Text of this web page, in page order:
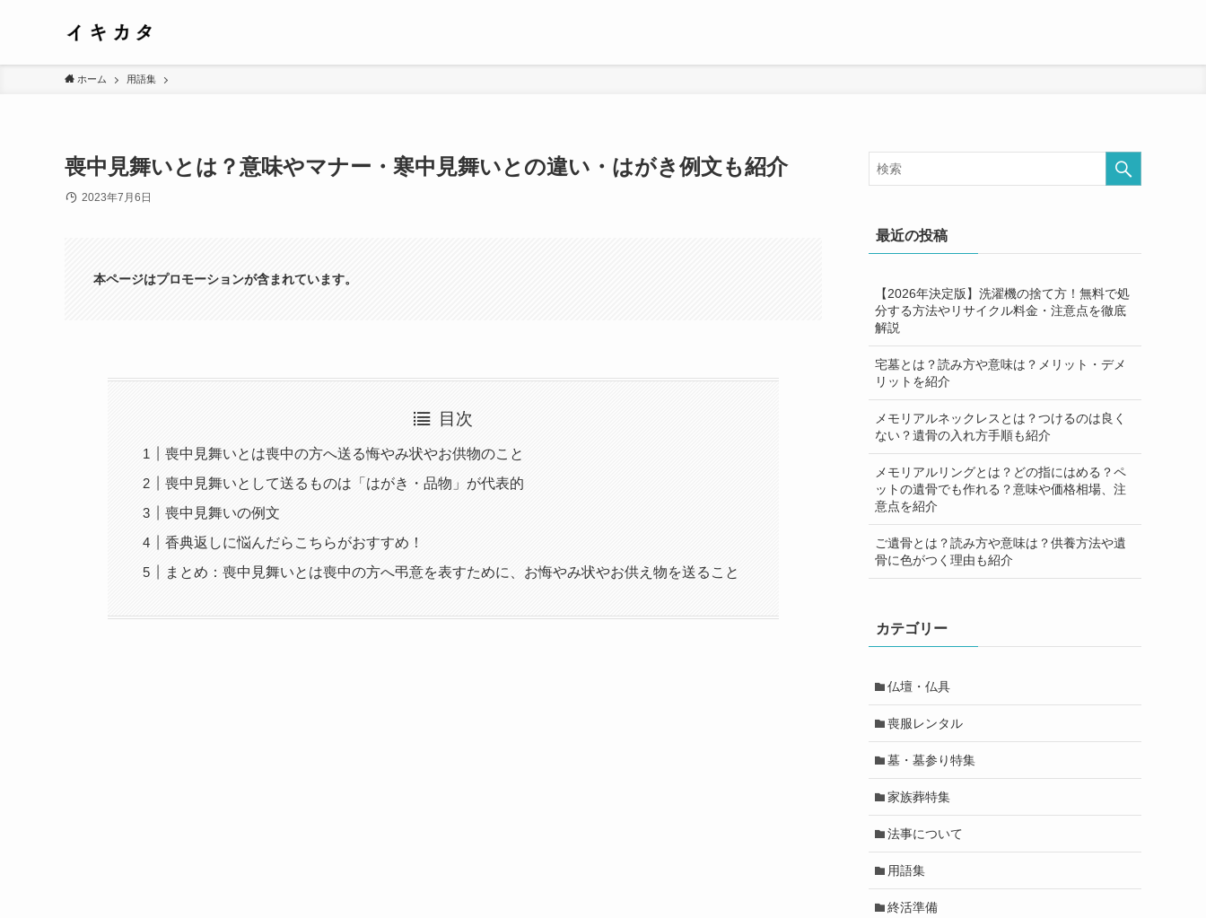
ホーム 用語集
喪中見舞いとは？意味やマナー・寒中見舞いとの違い・はがき例文も紹介
2023年7月6日
本ページはプロモーションが含まれています。
目次
喪中見舞いとは喪中の方へ送る悔やみ状やお供物のこと
喪中見舞いとして送るものは「はがき・品物」が代表的
喪中見舞いの例文
香典返しに悩んだらこちらがおすすめ！
まとめ：喪中見舞いとは喪中の方へ弔意を表すために、お悔やみ状やお供え物を送ること
最近の投稿
【2026年決定版】洗濯機の捨て方！無料で処
分する方法やリサイクル料金・注意点を徹底
解説
宅墓とは？読み方や意味は？メリット・デメ
リットを紹介
メモリアルネックレスとは？つけるのは良く
ない？遺骨の入れ方手順も紹介
メモリアルリングとは？どの指にはめる？ペ
ットの遺骨でも作れる？意味や価格相場、注
意点を紹介
ご遺骨とは？読み方や意味は？供養方法や遺
骨に色がつく理由も紹介
カテゴリー
仏壇・仏具
喪服レンタル
墓・墓参り特集
家族葬特集
法事について
用語集
終活準備